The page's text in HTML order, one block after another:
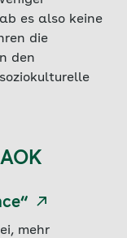
es also keine
die
den
mehr